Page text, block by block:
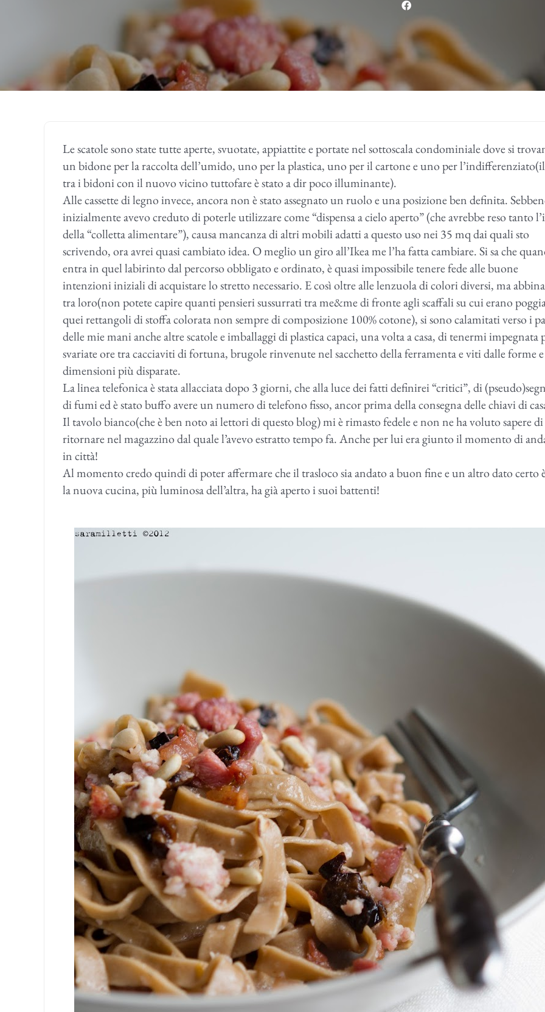
Le scatole sono state tutte aperte, svuotate, appiattite e portate nel sottoscala condominiale dove si
un bidone per la raccolta dell’umido, uno per la plastica, uno per il cartone e uno per
tra i bidoni con il nuovo vicino tuttofare è stato a dir poco illuminante).
Alle cassette di legno invece, ancora non è stato assegnato un ruolo e una posizione ben definita.
inizialmente avevo creduto di poterle utilizzare come “dispensa a cielo aperto” (che avrebbe reso tanto
della “colletta alimentare”), causa mancanza di altri mobili adatti a questo uso nei 35 mq dai quali sto
scrivendo, ora avrei quasi cambiato idea. O meglio un giro all’Ikea me l’ha fatta cambiare. Si sa che
entra in quel labirinto dal percorso obbligato e ordinato, è quasi impossibile tenere fede alle buone
intenzioni iniziali di acquistare lo stretto necessario. E così oltre alle lenzuola di colori diversi, ma
tra loro(non potete capire quanti pensieri sussurrati tra me&me di fronte agli scaffali su cui erano
quei rettangoli di stoffa colorata non sempre di composizione 100% cotone), si sono calamitati verso i
delle mie mani anche altre scatole e imballaggi di plastica capaci, una volta a casa, di tenermi impegnata
svariate ore tra cacciaviti di fortuna, brugole rinvenute nel sacchetto della ferramenta e viti dalle forme e
dimensioni più disparate.
La linea telefonica è stata allacciata dopo 3 giorni, che alla luce dei fatti definirei “critici”, di
di fumi ed è stato buffo avere un numero di telefono fisso, ancor prima della consegna delle chiavi di
Il tavolo bianco(che è ben noto ai lettori di questo blog) mi è rimasto fedele e non ne ha voluto sapere di
ritornare nel magazzino dal quale l’avevo estratto tempo fa. Anche per lui era giunto il momento di
in città!
Al momento credo quindi di poter affermare che il trasloco sia andato a buon fine e un altro dato certo
la nuova cucina, più luminosa dell’altra, ha già aperto i suoi battenti!